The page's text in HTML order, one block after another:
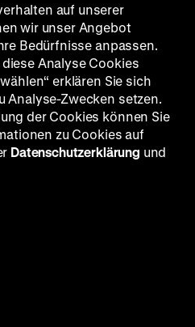
auf unserer
wir unser Angebot
Bedürfnisse anpassen.
Analyse Cookies
erklären Sie sich
Analyse-Zwecken setzen.
der Cookies können Sie
zu Cookies auf
Datenschutzerklärung und